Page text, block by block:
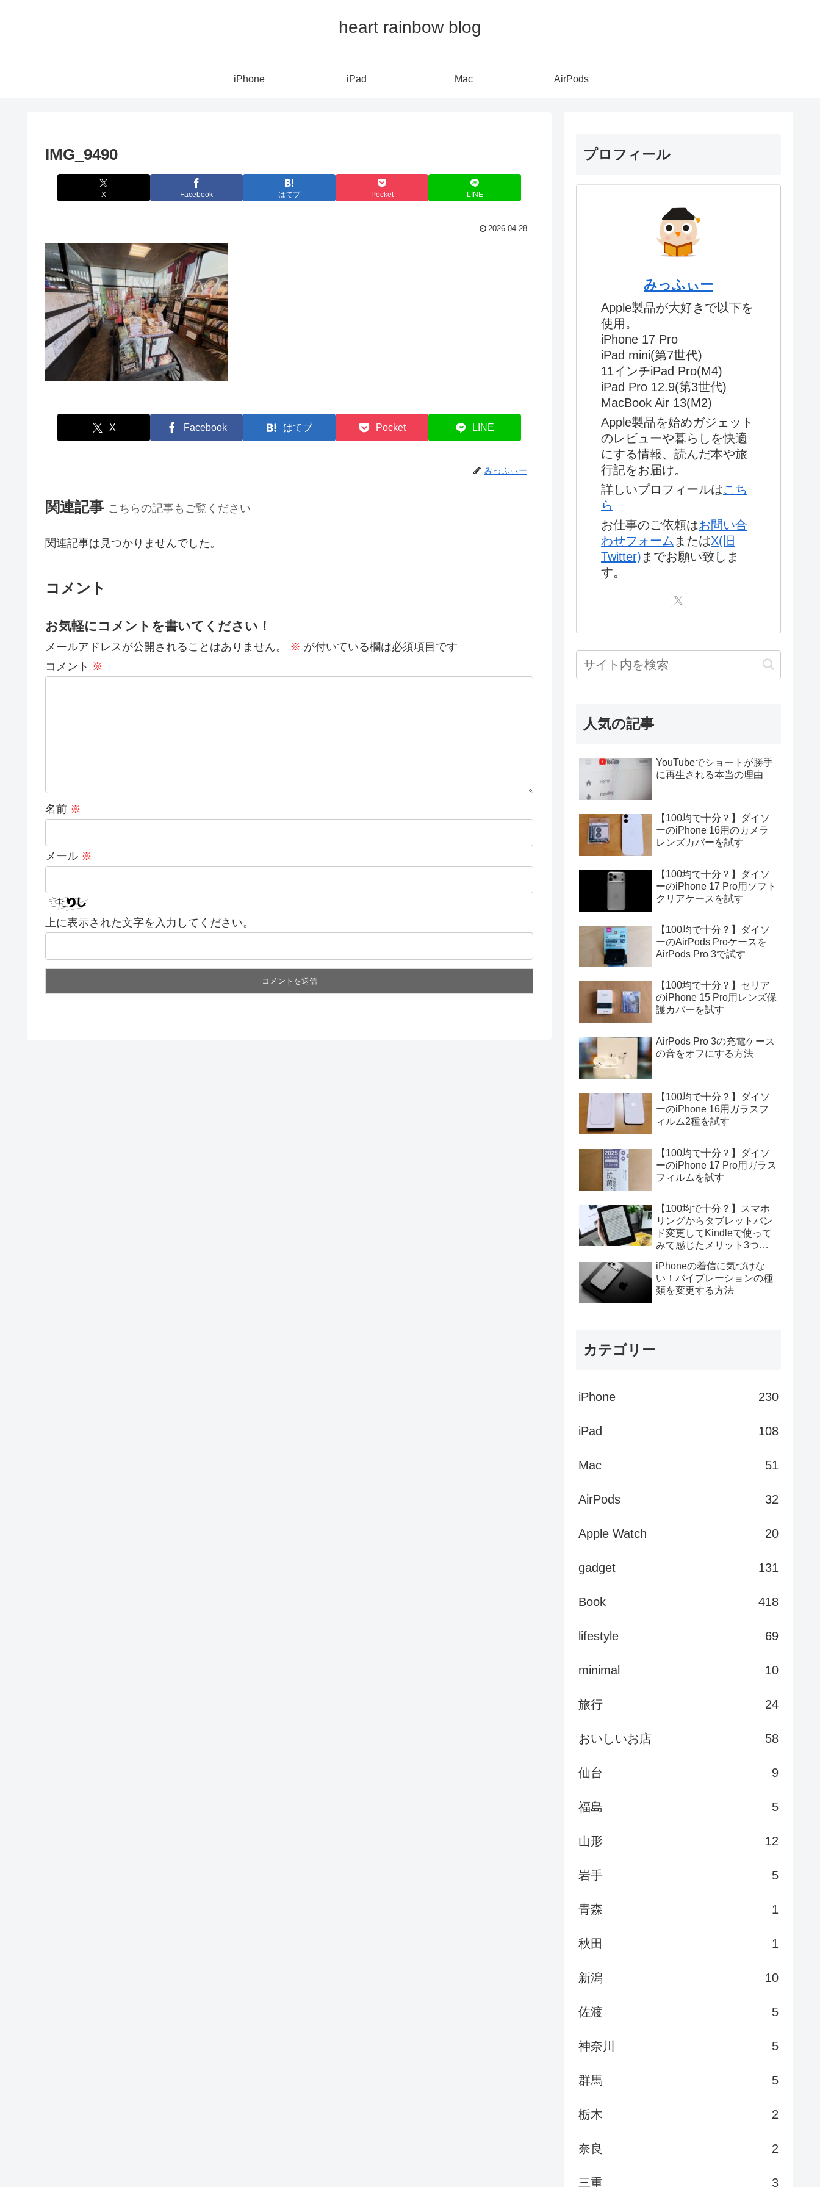
heart rainbow blog
iPhone iPad Mac AirPods
IMG_9490
X Facebook はてブ Pocket LINE
2026.04.28
X Facebook はてブ Pocket LINE
みっふぃー
関連記事 こちらの記事もご覧ください
関連記事は見つかりませんでした。
コメント
お気軽にコメントを書いてください！
メールアドレスが公開されることはありません。 ※ が付いている欄は必須項目です
コメント ※
名前 ※
メール ※
上に表示された文字を入力してください。
プロフィール
みっふぃー
Apple製品が大好きで以下を
使用。
iPhone 17 Pro
iPad mini(第7世代)
11インチiPad Pro(M4)
iPad Pro 12.9(第3世代)
MacBook Air 13(M2)
Apple製品を始めガジェット
のレビューや暮らしを快適
にする情報、読んだ本や旅
行記をお届け。
詳しいプロフィールはこち
ら
お仕事のご依頼はお問い合
わせフォーム またはX(旧
Twitter) までお願い致しま
す。
人気の記事
YouTubeでショートが勝手
に再生される本当の理由
【100均で十分？】ダイソ
ーのiPhone 16用のカメラ
レンズカバーを試す
【100均で十分？】ダイソ
ーのiPhone 17 Pro用ソフト
クリアケースを試す
【100均で十分？】ダイソ
ーのAirPods Proケースを
AirPods Pro 3で試す
【100均で十分？】セリア
のiPhone 15 Pro用レンズ保
護カバーを試す
AirPods Pro 3の充電ケース
の音をオフにする方法
【100均で十分？】ダイソ
ーのiPhone 16用ガラスフ
ィルム2種を試す
【100均で十分？】ダイソ
ーのiPhone 17 Pro用ガラス
フィルムを試す
【100均で十分？】スマホ
リングからタブレットバン
ド変更してKindleで使って
みて感じたメリット3つデ
iPhoneの着信に気づけな
い！バイブレーションの種
類を変更する方法
カテゴリー
iPhone 230
iPad 108
Mac 51
AirPods 32
Apple Watch 20
gadget 131
Book 418
lifestyle 69
minimal 10
旅行 24
おいしいお店 58
仙台 9
福島 5
山形 12
岩手 5
青森 1
秋田 1
新潟 10
佐渡 5
神奈川 5
群馬 5
栃木 2
奈良 2
三重 3